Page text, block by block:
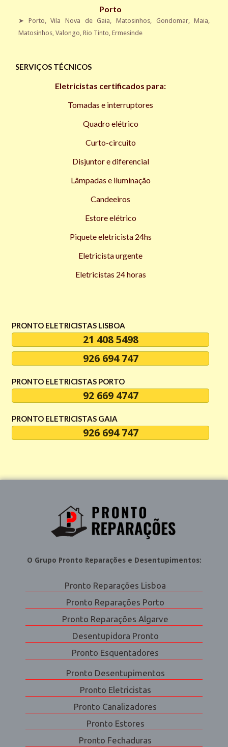
Porto
➤ Porto ,Vila Nova de Gaia , Matosinhos, Gondomar, Maia,
Matosinhos, Valongo, Rio Tinto, Ermesinde
SERVIÇOS TÉCNICOS
Eletricistas certificados para:
Tomadas e interruptores
Quadro elétrico
Curto-circuito
Disjuntor e diferencial
Lâmpadas e iluminação
Candeeiros
Estore elétrico
Piquete eletricista 24hs
Eletricista urgente
Eletricistas 24 horas
PRONTO ELETRICISTAS LISBOA
21 408 5498
926 694 747
PRONTO ELETRICISTAS PORTO
92 669 4747
PRONTO ELETRICISTAS GAIA
926 694 747
O Grupo Pronto Reparaçõese Desentupimentos:
Pronto Reparações Lisboa
Pronto Reparações Porto
Pronto Reparações Algarve
Desentupidora Pronto
Pronto Esquentadores
Pronto Desentupimentos
Pronto Eletricistas
Pronto Canalizadores
Pronto Estores
Pronto Fechaduras